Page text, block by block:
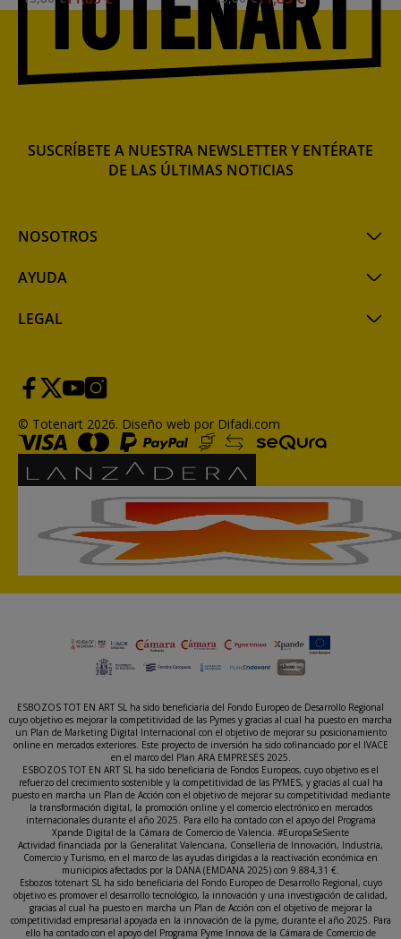
NOSOTROS
AYUDA
LEGAL
SUSCRÍBETE A NUESTRA NEWSLETTER Y ENTÉRATE
DE LAS ÚLTIMAS NOTICIAS
© Totenart 2026. Diseño web por Difadi.com
ESBOZOS TOT EN ART SL ha sido beneficiaria del Fondo Europeo de Desarrollo Regional
cuyo objetivo es mejorar la competitividad de las Pymes y gracias al cual ha puesto en marcha
un Plan de Marketing Digital Internacional con el objetivo de mejorar su posicionamiento
online en mercados exteriores. Este proyecto de inversión ha sido cofinanciado por el IVACE
en el marco del Plan ARA EMPRESES 2025.
ESBOZOS TOT EN ART SL ha sido beneficiaria de Fondos Europeos, cuyo objetivo es el
refuerzo del crecimiento sostenible y la competitividad de las PYMES, y gracias al cual ha
puesto en marcha un Plan de Acción con el objetivo de mejorar su competitividad mediante
la transformación digital, la promoción online y el comercio electrónico en mercados
internacionales durante el año 2025. Para ello ha contado con el apoyo del Programa
Xpande Digital de la Cámara de Comercio de Valencia. #EuropaSeSiente
Actividad financiada por la Generalitat Valenciana, Conselleria de Innovación, Industria,
Comercio y Turismo, en el marco de las ayudas dirigidas a la reactivación económica en
municipios afectados por la DANA (EMDANA 2025) con 9.884,31 €.
Esbozos totenart SL ha sido beneficiaria del Fondo Europeo de Desarrollo Regional, cuyo
objetivo es promover el desarrollo tecnológico, la innovación y una investigación de calidad,
gracias al cual ha puesto en marcha un Plan de Acción con el objetivo de mejorar la
competitividad empresarial apoyada en la innovación de la pyme, durante el año 2025. Para
ello ha contado con el apoyo del Programa Pyme Innova de la Cámara de Comercio de